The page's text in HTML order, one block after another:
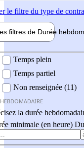
le filtre du type de
filtres de Durée hebdo
Temps plein
Temps partiel
Non renseignée (11)
la durée
minimale (en heure)